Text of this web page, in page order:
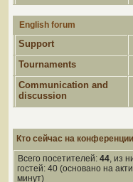
English forum
Support
Tournaments
Communication and
discussion
Кто сейчас на конференции
Всего посетителей: 44, из
гостей: 40 (основано на
минут)